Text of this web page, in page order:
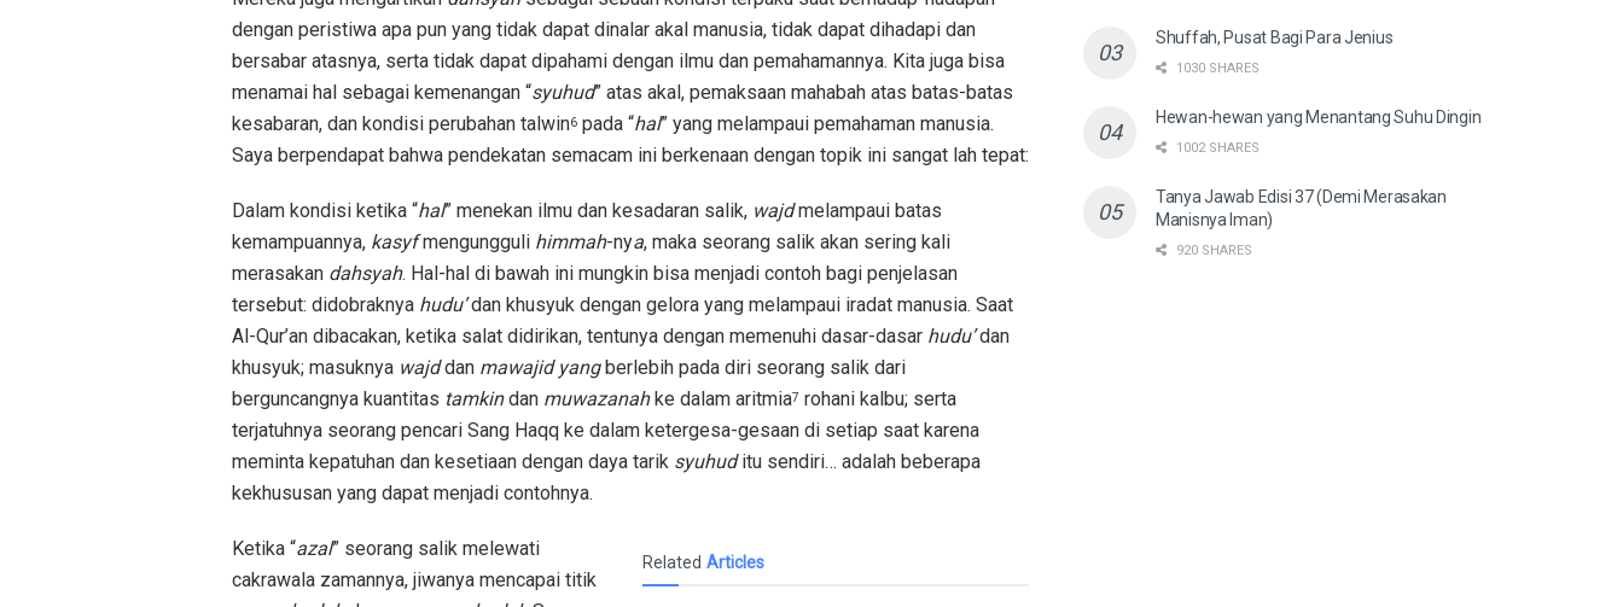
dengan peristiwa apa pun yang tidak dapat dinalar akal manusia, tidak dapat dihadapi dan
bersabar atasnya, serta tidak dapat dipahami dengan ilmu dan pemahamannya. Kita juga bisa
menamai hal sebagai kemenangan “syuhud” atas akal, pemaksaan mahabah atas batas-batas
kesabaran, dan kondisi perubahan talwin6 pada “hal” yang melampaui pemahaman manusia.
Saya berpendapat bahwa pendekatan semacam ini berkenaan dengan topik ini sangat lah tepat:
Dalam kondisi ketika “hal” menekan ilmu dan kesadaran salik, wajdmelampaui batas
kemampuannya, kasyfmengungguli himmah-nya, maka seorang salik akan sering kali
merasakan dahsyah. Hal-hal di bawah ini mungkin bisa menjadi contoh bagi penjelasan
tersebut: didobraknya hudu’dan khusyuk dengan gelora yang melampaui iradat manusia. Saat
Al-Qur’an dibacakan, ketika salat didirikan, tentunya dengan memenuhi dasar-dasar hudu’dan
khusyuk; masuknya wajddan mawajid yangberlebih pada diri seorang salik dari
berguncangnya kuantitas tamkindan muwazanahke dalam aritmia7 rohani kalbu; serta
terjatuhnya seorang pencari Sang Haqq ke dalam ketergesa-gesaan di setiap saat karena
meminta kepatuhan dan kesetiaan dengan daya tarik syuhuditu sendiri… adalah beberapa
kekhususan yang dapat menjadi contohnya.
Related Articles
Ketika “azal” seorang salik melewati
cakrawala zamannya, jiwanya mencapai titik
Shuffah, Pusat Bagi Para Jenius
1030 SHARES
Hewan-hewan yang Menantang Suhu Dingin
1002 SHARES
Tanya Jawab Edisi 37 (Demi Merasakan
Manisnya Iman)
920 SHARES